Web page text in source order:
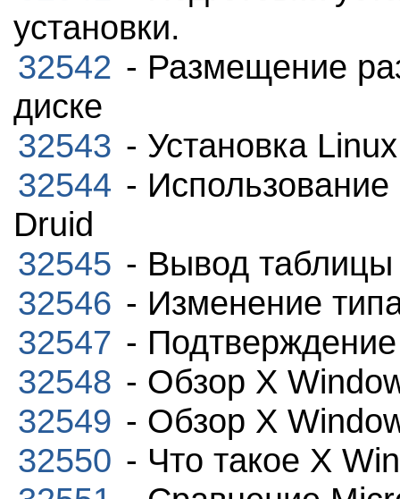
установки.
32542 - Размещение
диске
32543 - Установка
32544 -
Druid
32545 - Вывод таблицы
32546 - Изменение
32547 -
32548 - Обзор X
32549 - Обзор X
32550 - Что такое X